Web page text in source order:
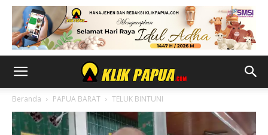
Beranda PAPUA BARAT TELUK BINTUNI